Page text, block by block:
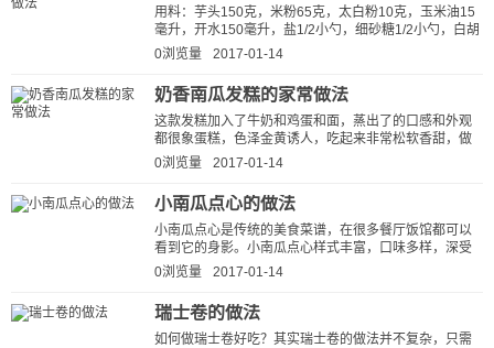
用料：芋头150克，米粉65克，太白粉10克，玉米油15
毫升，开水150毫升，盐1/2小勺，细砂糖1/2小勺，白胡
椒粉1/4小勺，葱花适量 将米粉与太白粉混合过...
0浏览量 2017-01-14
奶香南瓜发糕的家常做法
这款发糕加入了牛奶和鸡蛋和面，蒸出了的口感和外观
都很象蛋糕，色泽金黄诱人，吃起来非常松软香甜，做
早餐很不错的营养又美味。 【奶香...
0浏览量 2017-01-14
小南瓜点心的做法
小南瓜点心是传统的美食菜谱，在很多餐厅饭馆都可以
看到它的身影。小南瓜点心样式丰富，口味多样，深受
大家喜爱。话间口水都快流下来了...
0浏览量 2017-01-14
瑞士卷的做法
如何做瑞士卷好吃？其实瑞士卷的做法并不复杂，只需